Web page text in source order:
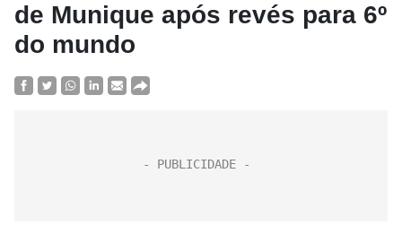
de Munique após revés para 6º
do mundo